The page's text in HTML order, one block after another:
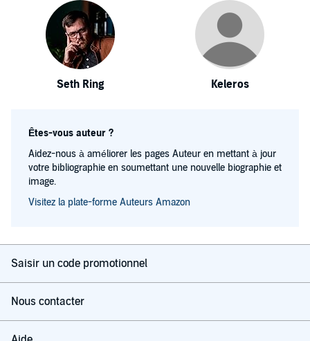
Seth Ring Keleros
Êtes-vous auteur ?
Aidez-nous à améliorer les pages Auteur en mettant à jour
votre bibliographie en soumettant une nouvelle biographie et
image.
Visitez la plate-forme Auteurs Amazon
Saisir un code promotionnel
Nous contacter